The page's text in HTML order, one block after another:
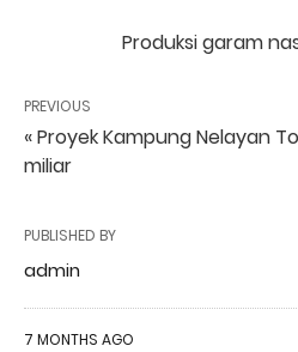
Produksi garam
PREVIOUS
« Proyek Kampung Nelayan
miliar
PUBLISHED BY
admin
7 MONTHS AGO